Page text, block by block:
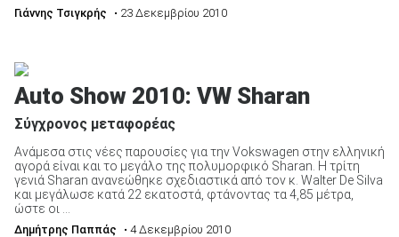
ΑΝΑΖΗΤΗΣΗ
Επιχειρήσεις
Γιάννης Τσιγκρής • 23 Δεκεμβρίου 2010
Auto Show 2010: VW Sharan
Σύγχρονος μεταφορέας
Ανάμεσα στις νέες παρουσίες για την Vokswagen στην ελληνική
αγορά είναι και το μεγάλο της πολυμορφικό Sharan. Η τρίτη
γενιά Sharan ανανεώθηκε σχεδιαστικά από τον κ. Walter De Silva
και μεγάλωσε κατά 22 εκατοστά, φτάνοντας τα 4,85 μέτρα,
ώστε οι ...
Δημήτρης Παππάς • 4 Δεκεμβρίου 2010